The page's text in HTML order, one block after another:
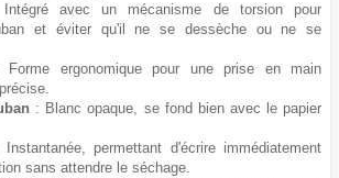
avec un mécanisme de torsion pour
et éviter qu'il ne se dessèche ou ne se
ergonomique pour une prise en main
: Blanc opaque, se fond bien avec le papier
permettant d'écrire immédiatement
sans attendre le séchage.